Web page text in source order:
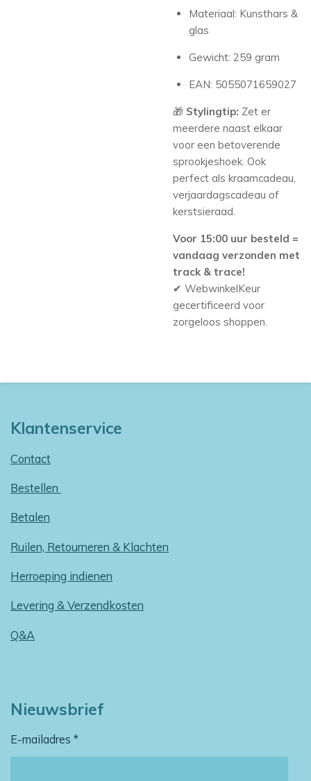
Materiaal: Kunsthars &
glas
Gewicht: 259 gram
EAN: 5055071659027
🎁 Stylingtip: Zet er
meerdere naast elkaar
voor een betoverende
sprookjeshoek. Ook
perfect als kraamcadeau,
verjaardagscadeau of
kerstsieraad.
Voor 15:00 uur besteld =
vandaag verzonden met
track & trace!
✔ WebwinkelKeur
gecertificeerd voor
zorgeloos shoppen.
Klantenservice
Contact
Bestellen
Betalen
Ruilen, Retourneren & Klachten
Herroeping indienen
Levering & Verzendkosten
Q&A
Nieuwsbrief
E-mailadres *